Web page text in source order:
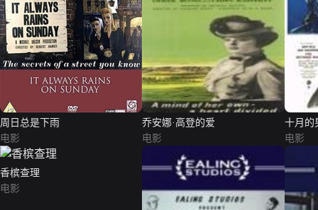
周日总是下雨
电影
乔安娜·高登的爱
电影
十月的
电影
香槟查理
电影